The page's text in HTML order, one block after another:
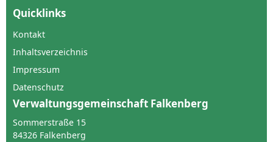
Quicklinks
Kontakt
Inhaltsverzeichnis
Impressum
Datenschutz
Verwaltungsgemeinschaft Falkenberg
Sommerstraße 15
84326 Falkenberg